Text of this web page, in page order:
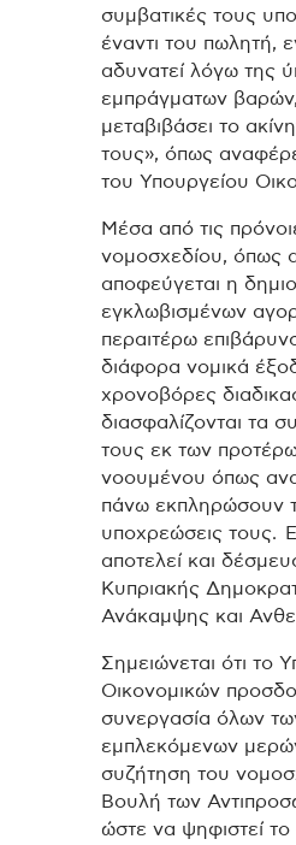
συμβατικές τους
έναντι του πωλητή,
αδυνατεί λόγω της
εμπράγματων
μεταβιβάσει το
τους», όπως
του Υπουργείου
Μέσα από τις
νομοσχεδίου, όπως
αποφεύγεται η
εγκλωβισμένων
περαιτέρω
διάφορα νομικά
χρονοβόρες
διασφαλίζονται τα
τους εκ των
νοουμένου όπως
πάνω εκπληρώσουν
υποχρεώσεις τους.
αποτελεί και
Κυπριακής
Ανάκαμψης και
Σημειώνεται ότι το
Οικονομικών
συνεργασία όλων
εμπλεκόμενων
συζήτηση του
Βουλή των
ώστε να ψηφιστεί